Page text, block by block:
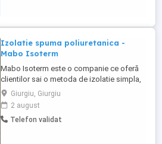
Izolatie spuma poliuretanica -
Mabo Isoterm
Mabo Isoterm este o companie ce oferă
clientilor sai o metoda de izolatie simpla,
eficienta și de durata. Utilizam spumă
poliuretanica cu celula inchisa, celula
deschisa si poliuree de cea mai inaltă
calitate, produsa de cei mai mari
Giurgiu, Giurgiu
2 august
Telefon validat